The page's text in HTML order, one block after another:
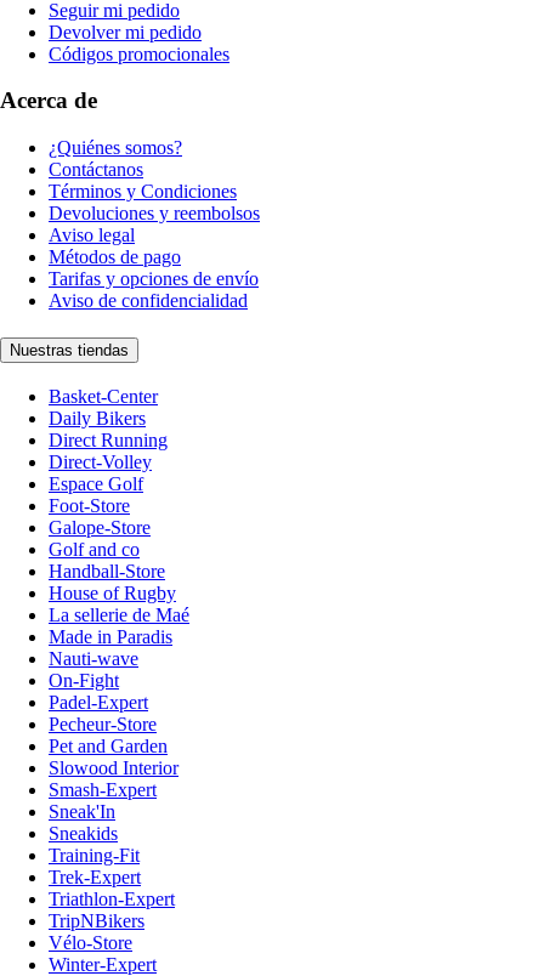
Seguir mi pedido
Devolver mi pedido
Códigos promocionales
Acerca de
¿Quiénes somos?
Contáctanos
Términos y Condiciones
Devoluciones y reembolsos
Aviso legal
Métodos de pago
Tarifas y opciones de envío
Aviso de confidencialidad
Nuestras tiendas
Basket-Center
Daily Bikers
Direct Running
Direct-Volley
Espace Golf
Foot-Store
Galope-Store
Golf and co
Handball-Store
House of Rugby
La sellerie de Maé
Made in Paradis
Nauti-wave
On-Fight
Padel-Expert
Pecheur-Store
Pet and Garden
Slowood Interior
Smash-Expert
Sneak'In
Sneakids
Training-Fit
Trek-Expert
Triathlon-Expert
TripNBikers
Vélo-Store
Winter-Expert